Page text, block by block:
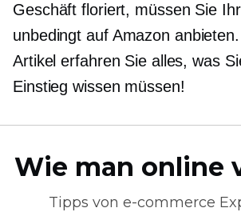
Geschäft floriert, müssen Sie
unbedingt auf Amazon
Artikel erfahren Sie alles, was
Einstieg wissen müssen!
Wie man online
Tipps von e-commerce